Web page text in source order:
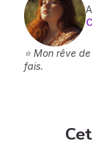
⭐ Mon rêve
fais.